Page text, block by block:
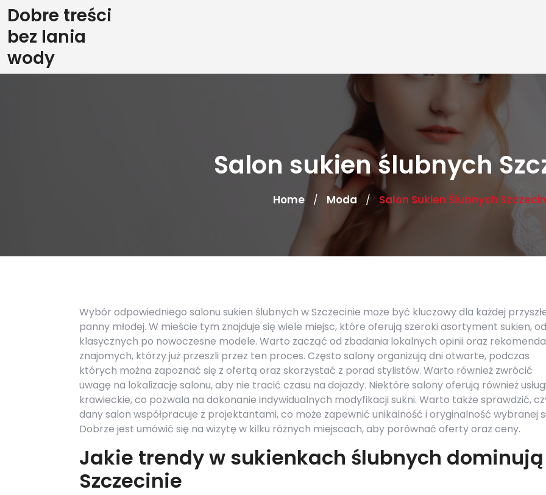
Skip
to
content
Dobre treści
bez lania
wody
Salon sukien ślubnych
Home / Moda / Salon Sukien Ślubnych Szczecin
Wybór odpowiedniego salonu sukien ślubnych w Szczecinie może być kluczowy dla każdej
panny młodej. W mieście tym znajduje się wiele miejsc, które oferują szeroki asortyment sukien, od
klasycznych po nowoczesne modele. Warto zacząć od zbadania lokalnych opinii oraz
znajomych, którzy już przeszli przez ten proces. Często salony organizują dni otwarte, podczas
których można zapoznać się z ofertą oraz skorzystać z porad stylistów. Warto również zwrócić
uwagę na lokalizację salonu, aby nie tracić czasu na dojazdy. Niektóre salony oferują również usługi
krawieckie, co pozwala na dokonanie indywidualnych modyfikacji sukni. Warto także sprawdzić,
dany salon współpracuje z projektantami, co może zapewnić unikalność i oryginalność wybranej
Dobrze jest umówić się na wizytę w kilku różnych miejscach, aby porównać oferty oraz ceny.
Jakie trendy w sukienkach ślubnych
Szczecinie